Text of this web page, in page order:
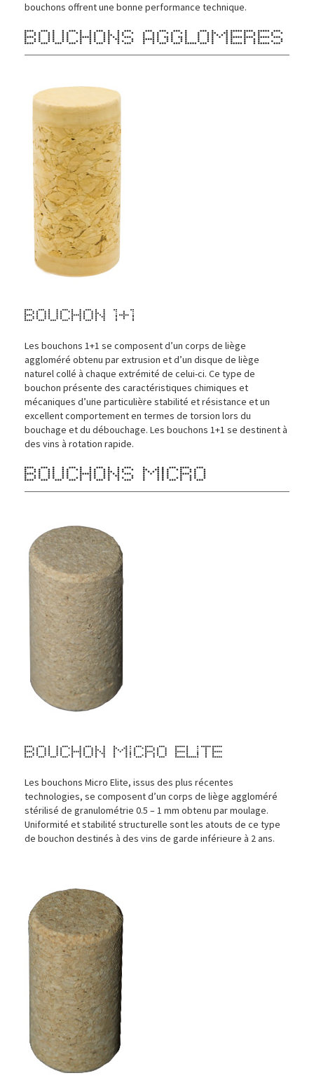
bouchons offrent une bonne performance technique.
BOUCHONS AGGLOMERES
Bouchon 1+1
Les bouchons 1+1 se composent d’un corps de liège
aggloméré obtenu par extrusion et d’un disque de liège
naturel collé à chaque extrémité de celui-ci. Ce type de
bouchon présente des caractéristiques chimiques et
mécaniques d’une particulière stabilité et résistance et un
excellent comportement en termes de torsion lors du
bouchage et du débouchage. Les bouchons 1+1 se destinent à
des vins à rotation rapide.
BOUCHONS MICRO
Bouchon Micro Elite
Les bouchons Micro Elite, issus des plus récentes
technologies, se composent d’un corps de liège aggloméré
stérilisé de granulométrie 0.5 – 1 mm obtenu par moulage.
Uniformité et stabilité structurelle sont les atouts de ce type
de bouchon destinés à des vins de garde inférieure à 2 ans.